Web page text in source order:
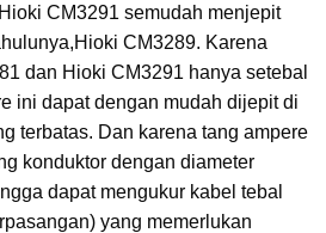
CM3291 semudah menjepit
CM3289. Karena
dan Hioki CM3291 hanya setebal
ini dapat dengan mudah dijepit di
terbatas. Dan karena tang ampere
konduktor dengan diameter
dapat mengukur kabel tebal
yang memerlukan